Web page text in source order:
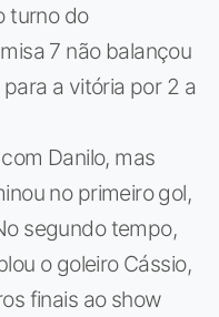
turno do
7 não balançou
a vitória por 2 a
Danilo, mas
no primeiro gol,
segundo tempo,
o goleiro Cássio,
finais ao show